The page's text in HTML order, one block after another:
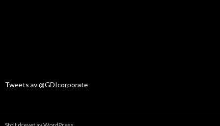
Tweets av @GDIcorporate